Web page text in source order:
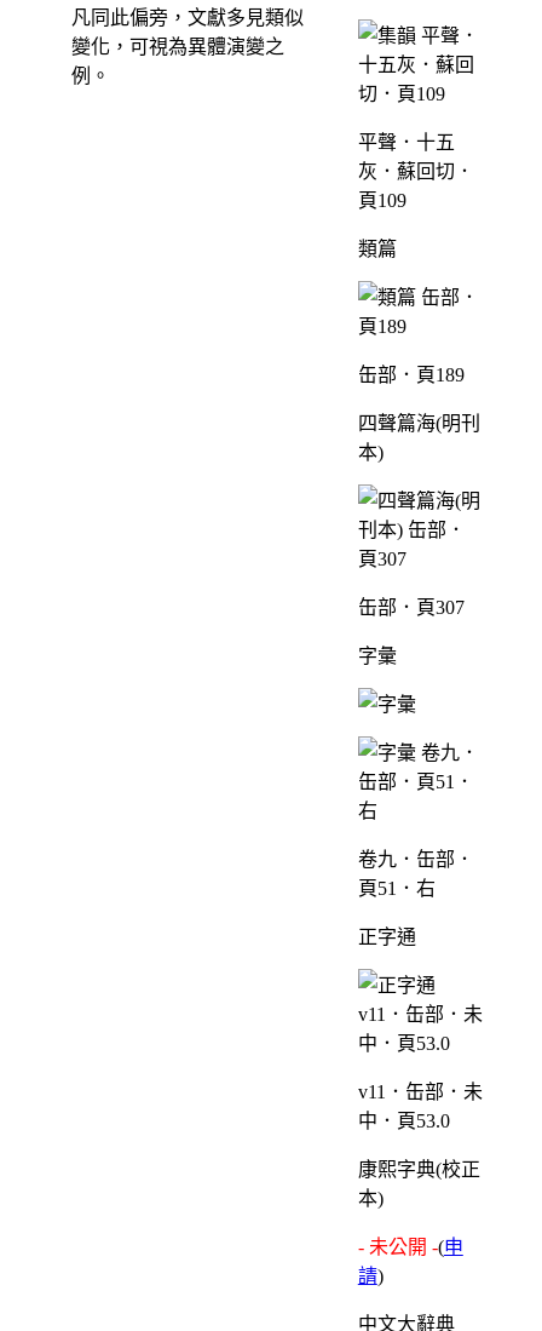
凡同此偏旁，文獻多見類似
變化，可視為異體演變之
例。
平聲．十五
灰．蘇回切．
頁109
類篇
缶部．頁189
四聲篇海(明刊
本)
缶部．頁307
字彙
卷九．缶部．
頁51．右
正字通
v11．缶部．未
中．頁53.0
康熙字典(校正
本)
- 未公開 -(申
請)
中文大辭典